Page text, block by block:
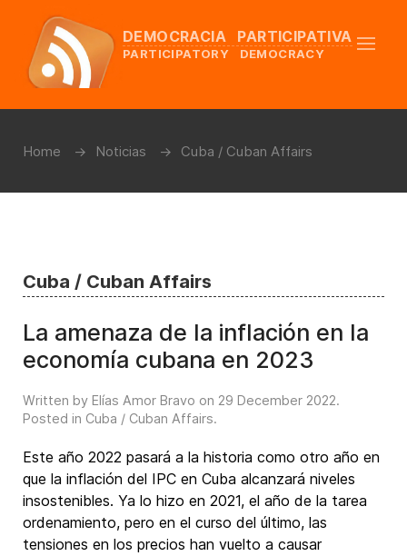
DEMOCRACIA PARTICIPATIVA
PARTICIPATORY DEMOCRACY
Home Noticias Cuba / Cuban Affairs
Cuba / Cuban Affairs
La amenaza de la inflación en la
economía cubana en 2023
Written by Elías Amor Bravo on 29 December 2022.
Posted in Cuba / Cuban Affairs.
Este año 2022 pasará a la historia como otro año en
que la inflación del IPC en Cuba alcanzará niveles
insostenibles. Ya lo hizo en 2021, el año de la tarea
ordenamiento, pero en el curso del último, las
tensiones en los precios han vuelto a causar